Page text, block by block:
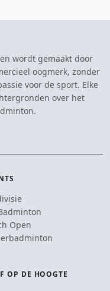
wordt gemaakt door
oogmerk, zonder
voor de sport. Elke
over het
Open
OP DE HOOGTE